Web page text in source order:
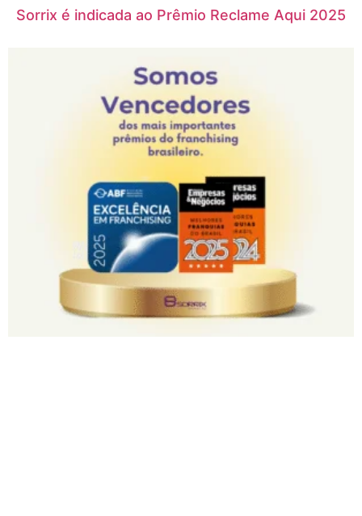
Sorrix é indicada ao Prêmio Reclame Aqui 2025